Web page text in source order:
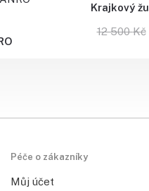
Krajkový
12 500Kč
Péče o zákazníky
Můj účet